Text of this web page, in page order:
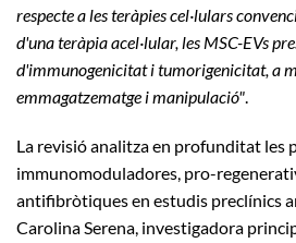
respecte a les teràpies cel·lulars
d'una teràpia acel·lular, les MSC-EVs
d'immunogenicitat i tumorigenicitat, a
emmagatzematge i manipulació".
La revisió analitza en profunditat les
immunomoduladores, pro-
antifibròtiques en estudis preclínics
Carolina Serena, investigadora